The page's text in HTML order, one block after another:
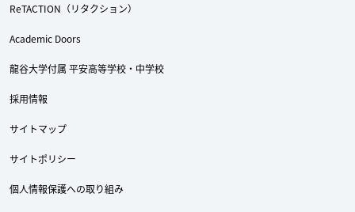
ReTACTION（リタクション）
Academic Doors
龍谷大学付属 平安高等学校・中学校
採用情報
サイトマップ
サイトポリシー
個人情報保護への取り組み